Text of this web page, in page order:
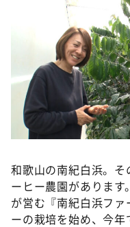
探偵！ナイトスク
news おかえり
河合＆A.B.C-Z塚
（news おかえり）
DAIGOも台所 ～き
本日はダイアンな
朝だ！生です旅サ
ＬＩＦＥ～夢のカ
新婚さんいらっしゃ
ポツンと一軒家
和歌山の南紀白浜。
ーヒー農園がありま
が営む『南紀白浜フ
ーの栽培を始め、今年